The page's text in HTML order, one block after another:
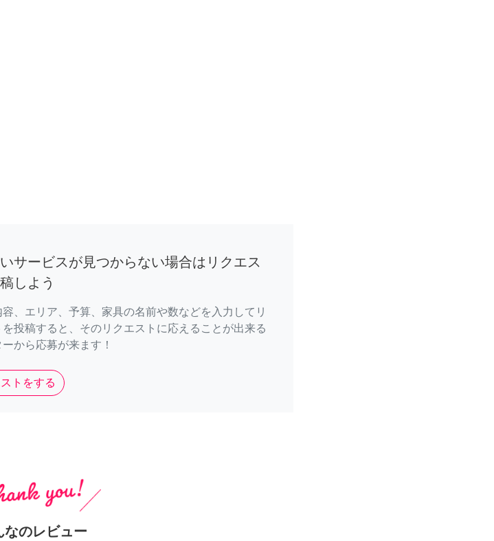
サービスが見つからない場合はリクエス
しよう
容、エリア、予算、家具の名前や数などを入力してリ
を投稿すると、そのリクエストに応えることが出来る
から応募が来ます！
トをする
なのレビュー